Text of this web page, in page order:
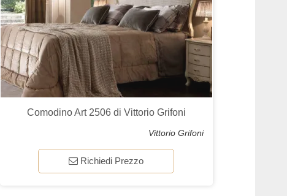
Comodino Art 2506 di Vittorio Grifoni
Vittorio Grifoni
Richiedi Prezzo